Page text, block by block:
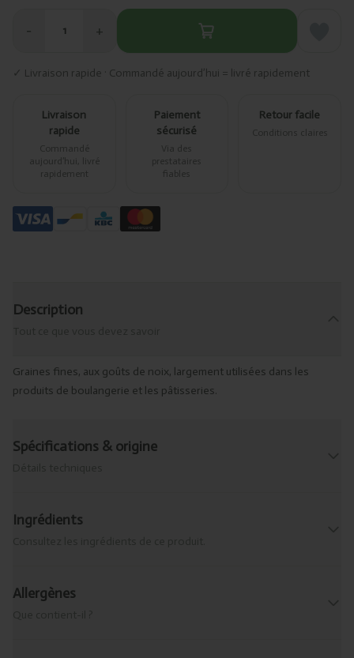
− 1 +
✓ Livraison rapide · Commandé aujourd’hui = livré rapidement
Livraison
rapide
Commandé
aujourd’hui, livré
rapidement
Paiement
sécurisé
Via des
prestataires
fiables
Retour facile
Conditions claires
Description
Graines fines, aux goûts de noix, largement utilisées dans les
produits de boulangerie et les pâtisseries.
Spécifications & origine
Ingrédients
Allergènes